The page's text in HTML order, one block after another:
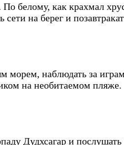
белому, как крахмал
на берег и
морем, наблюдать за
на необитаемом пляже.
Дудхсагар и